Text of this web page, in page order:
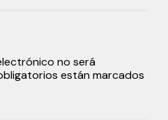
no será
están marcados